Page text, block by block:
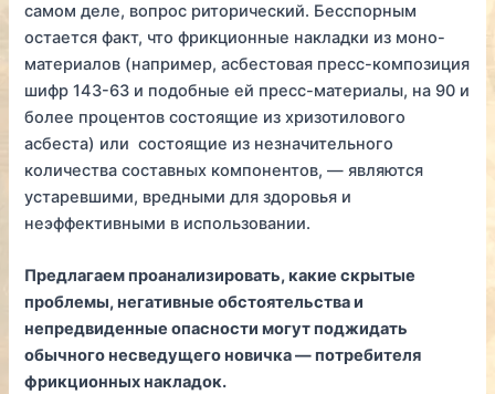
самом деле, вопрос риторический. Бесспорным
остается факт, что фрикционные накладки из моно-
материалов (например, асбестовая пресс-композиция
шифр 143-63 и подобные ей пресс-материалы, на 90 и
более процентов состоящие из хризотилового
асбеста) или состоящие из незначительного
количества составных компонентов, — являются
устаревшими, вредными для здоровья и
неэффективными в использовании.
Предлагаем проанализировать, какие скрытые
проблемы, негативные обстоятельства и
непредвиденные опасности могут поджидать
обычного несведущего новичка — потребителя
фрикционных накладок.